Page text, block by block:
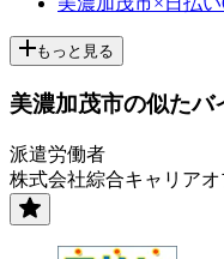
もっと見る
美濃加茂市の似たバ
派遣労働者
株式会社綜合キャリア